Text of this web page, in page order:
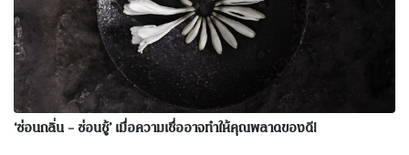
‘ซ่อนกลิ่น – ซ่อนชู้’ เมื่อความเชื่ออาจทำให้คุณพลาดของดี!